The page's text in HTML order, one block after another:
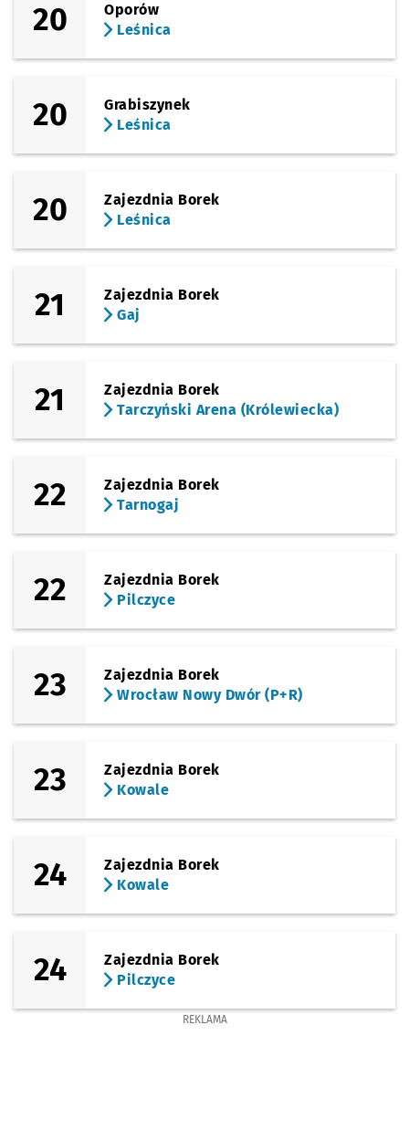
20
Oporów
Leśnica
20
Grabiszynek
Leśnica
20
Zajezdnia Borek
Leśnica
21
Zajezdnia Borek
Gaj
21
Zajezdnia Borek
Tarczyński Arena (Królewiecka)
22
Zajezdnia Borek
Tarnogaj
22
Zajezdnia Borek
Pilczyce
23
Zajezdnia Borek
Wrocław Nowy Dwór (P+R)
23
Zajezdnia Borek
Kowale
24
Zajezdnia Borek
Kowale
24
Zajezdnia Borek
Pilczyce
REKLAMA